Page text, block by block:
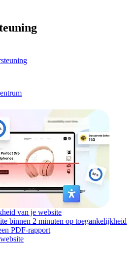
van je website
binnen 2 minuten op toegankelijkheid
PDF-rapport